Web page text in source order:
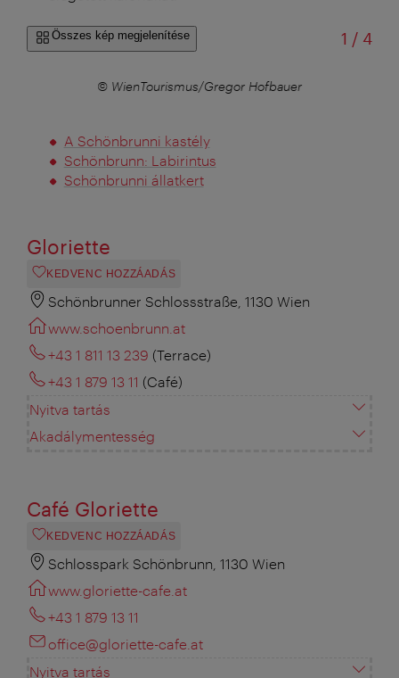
Összes kép megjelenítése 1 // 4
© WienTourismus/Gregor Hofbauer
A Schönbrunni kastély
Schönbrunn: Labirintus
Schönbrunni állatkert
Gloriette
KEDVENC HOZZÁADÁS
Schönbrunner Schlossstraße, 1130 Wien
www.schoenbrunn.at
+43 1 811 13 239 (Terrace)
+43 1 879 13 11 (Café)
Nyitva tartás
Akadálymentesség
Café Gloriette
KEDVENC HOZZÁADÁS
Schlosspark Schönbrunn, 1130 Wien
www.gloriette-cafe.at
+43 1 879 13 11
office@gloriette-cafe.at
Nyitva tartás